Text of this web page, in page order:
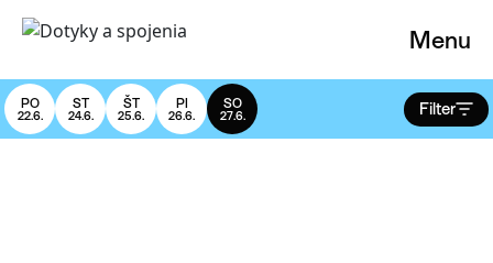
Menu
PO
22.6.
ST
24.6.
ŠT
25.6.
PI
26.6.
SO
27.6. Filter